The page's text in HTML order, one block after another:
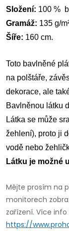
Složení: 100 %
Gramáž: 135 g/
Šíře: 160 cm.
Toto bavlněné
na polštáře,
dekorace, ale
Bavlněnou látku
Látka se může
žehlení), proto ji
vodě nebo
Látku je možné
Mějte prosím na
monitorech
zařízení. Více info
https://